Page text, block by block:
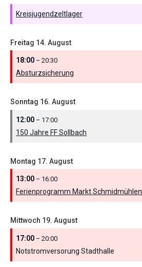
Kreisjugendzeltlager
Freitag 14. August
18:00 – 20:30
Absturzsicherung
Sonntag 16. August
12:00 – 17:00
150 Jahre FF Sollbach
Montag 17. August
13:00 – 16:00
Ferienprogramm Markt Schmidmühlen
Mittwoch 19. August
17:00 – 20:00
Notstromversorung Stadthalle